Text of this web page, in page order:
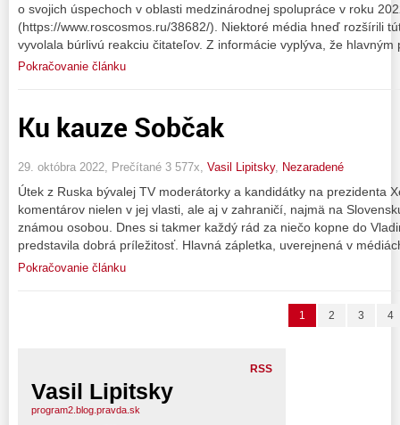
o svojich úspechoch v oblasti medzinárodnej spolupráce v roku
(https://www.roscosmos.ru/38682/). Niektoré média hneď rozšírili
vyvolala búrlivú reakciu čitateľov. Z informácie vyplýva, že
Pokračovanie článku
Ku kauze Sobčak
29. októbra 2022, Prečítané 3 577x, Vasil Lipitsky, Nezaradené
Útek z Ruska bývalej TV moderátorky a kandidátky na prezidenta
komentárov nielen v jej vlasti, ale aj v zahraničí, najmä na
známou osobou. Dnes si takmer každý rád za niečo kopne do
predstavila dobrá príležitosť. Hlavná zápletka, uverejnená v
Pokračovanie článku
1 2 3 4
RSS
Vasil Lipitsky
program2.blog.pravda.sk